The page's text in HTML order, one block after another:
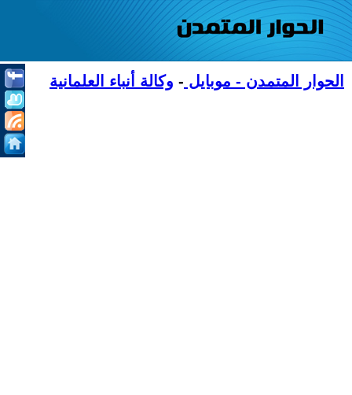
الحوار المتمدن - موبايل - وكالة أنباء العلمانية